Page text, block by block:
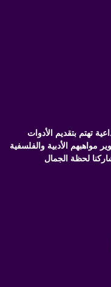
تهتم بتقديم الأدوات
مواهبهم الأدبية والفلسفية
لحظة الجمال